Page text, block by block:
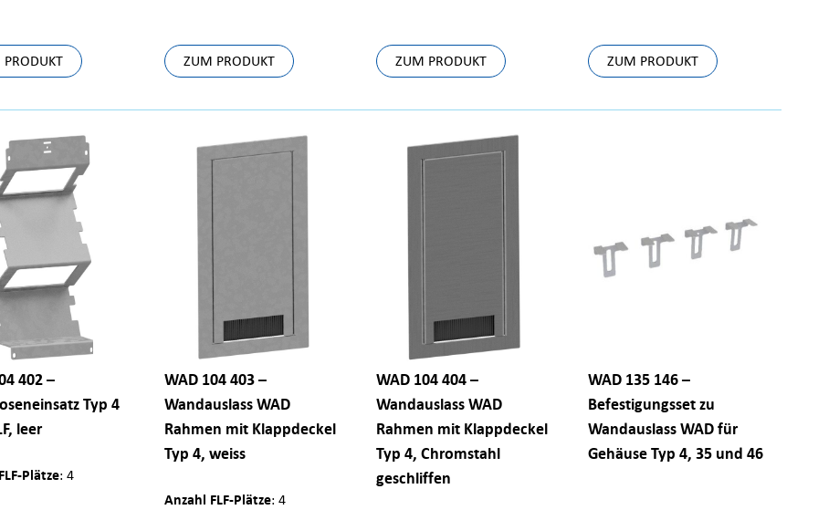
ZUM PRODUKT ZUM PRODUKT ZUM PRODUKT
402 –
Typ 4
leer
Plätze: 4
WAD 104 403 –
Wandauslass WAD
Rahmen mit Klappdeckel
Typ 4, weiss
Anzahl FLF-Plätze: 4
WAD 104 404 –
Wandauslass WAD
Rahmen mit Klappdeckel
Typ 4, Chromstahl
geschliffen
WAD 135 146 –
Befestigungsset zu
Wandauslass WAD für
Gehäuse Typ 4, 35 und 46